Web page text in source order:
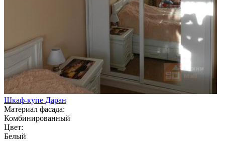
Шкаф-купе Даран
Материал фасада:
Комбинированный
Цвет:
Белый